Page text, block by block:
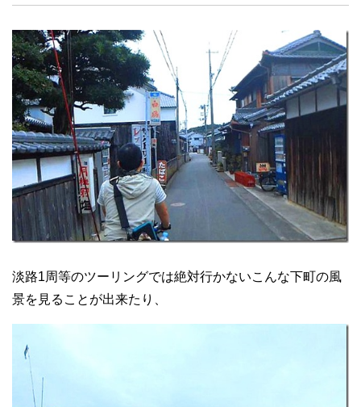
淡路1周等のツーリングでは絶対行かないこんな下町の風
景を見ることが出来たり、